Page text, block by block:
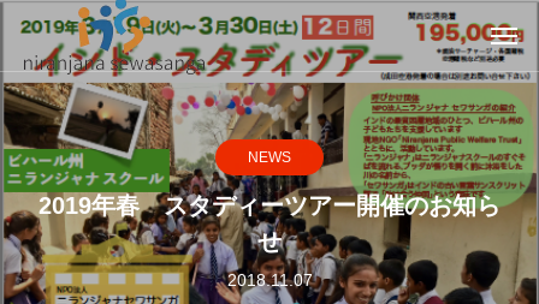
NEWS
2019年春 スタディーツアー開催のお知ら
せ
2018.11.07